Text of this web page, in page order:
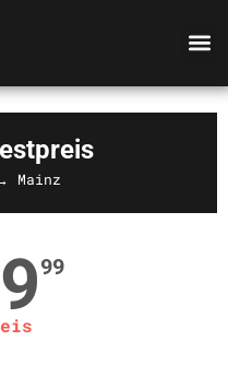
Mainz
99